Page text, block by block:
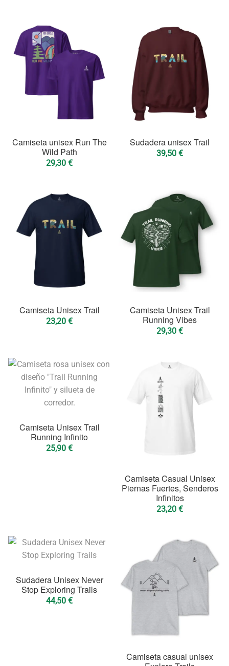
Camiseta unisex Run The
Wild Path
29,30 €
Sudadera unisex Trail
39,50 €
Camiseta Unisex Trail
23,20 €
Camiseta Unisex Trail
Running Vibes
29,30 €
Camiseta Unisex Trail
Running Infinito
25,90 €
Camiseta Casual Unisex
Piernas Fuertes, Senderos
Infinitos
23,20 €
Sudadera Unisex Never
Stop Exploring Trails
44,50 €
Camiseta casual unisex